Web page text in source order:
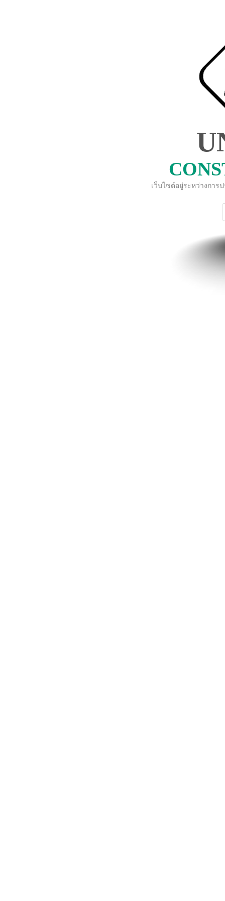
เว็บไซต์อยู่ระหว่างกา